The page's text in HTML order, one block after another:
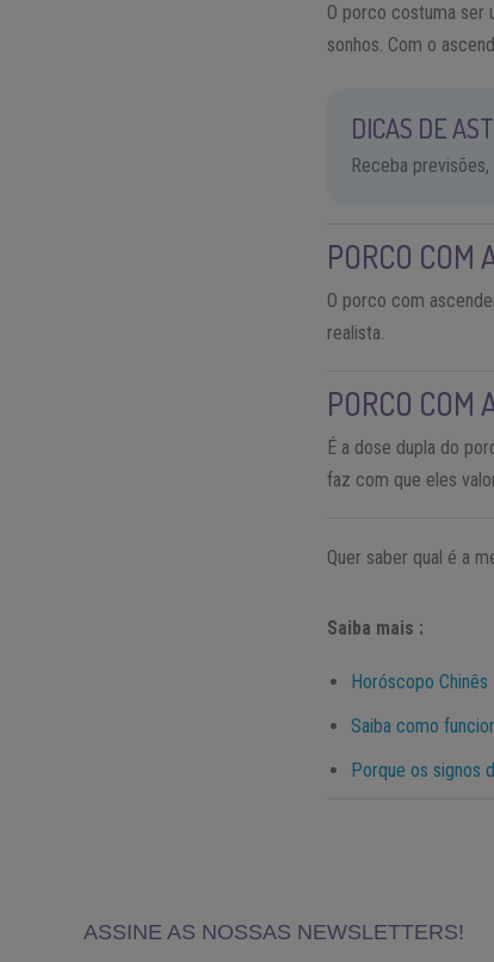
O porco costuma ser
sonhos. Com o
DICAS DE
Receba
PORCO COM
O porco com
realista.
PORCO COM
É a dose dupla do
faz com que eles
Quer saber qual é a
Saiba mais :
Horóscopo
Saiba como
Porque os signos